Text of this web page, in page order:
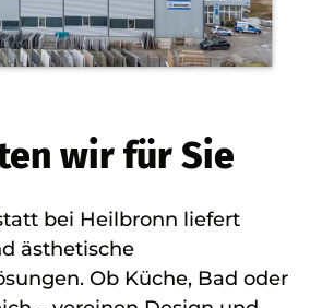
wir für Sie
bei Heilbronn liefert
ästhetische
Ob Küche, Bad oder